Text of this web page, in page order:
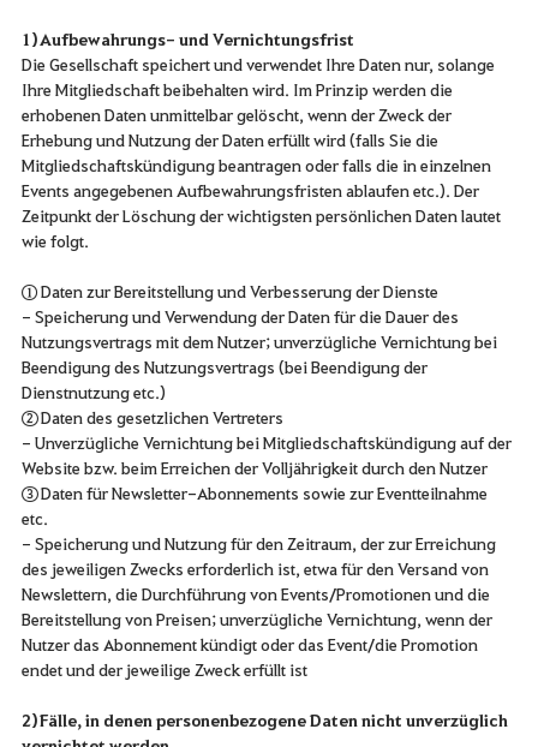
1) Aufbewahrungs- und Vernichtungsfrist
Die Gesellschaft speichert und verwendet Ihre Daten nur, solange
Ihre Mitgliedschaft beibehalten wird. Im Prinzip werden die
erhobenen Daten unmittelbar gelöscht, wenn der Zweck der
Erhebung und Nutzung der Daten erfüllt wird (falls Sie die
Mitgliedschaftskündigung beantragen oder falls die in einzelnen
Events angegebenen Aufbewahrungsfristen ablaufen etc.). Der
Zeitpunkt der Löschung der wichtigsten persönlichen Daten lautet
wie folgt.
① Daten zur Bereitstellung und Verbesserung der Dienste
- Speicherung und Verwendung der Daten für die Dauer des
Nutzungsvertrags mit dem Nutzer; unverzügliche Vernichtung bei
Beendigung des Nutzungsvertrags (bei Beendigung der
Dienstnutzung etc.)
② Daten des gesetzlichen Vertreters
- Unverzügliche Vernichtung bei Mitgliedschaftskündigung auf der
Website bzw. beim Erreichen der Volljährigkeit durch den Nutzer
③ Daten für Newsletter-Abonnements sowie zur Eventteilnahme
etc.
- Speicherung und Nutzung für den Zeitraum, der zur Erreichung
des jeweiligen Zwecks erforderlich ist, etwa für den Versand von
Newslettern, die Durchführung von Events/Promotionen und die
Bereitstellung von Preisen; unverzügliche Vernichtung, wenn der
Nutzer das Abonnement kündigt oder das Event/die Promotion
endet und der jeweilige Zweck erfüllt ist
2) Fälle, in denen personenbezogene Daten nicht unverzüglich